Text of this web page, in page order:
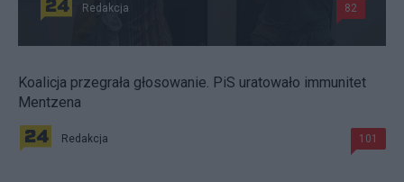
Redakcja 82
Koalicja przegrała głosowanie. PiS uratowało immunitet
Mentzena
Redakcja 101